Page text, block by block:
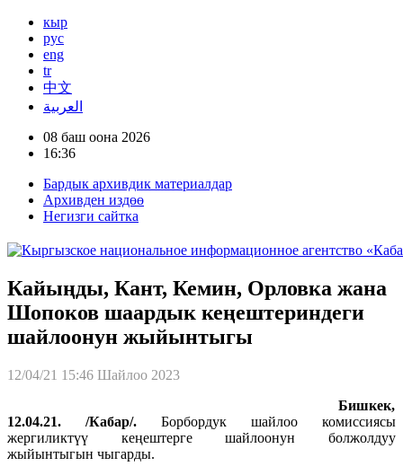
кыр
рус
eng
tr
中文
العربية
08 баш оона 2026
16:36
Бардык архивдик материалдар
Архивден издөө
Негизги сайтка
Кайыңды, Кант, Кемин, Орловка жана
Шопоков шаардык кеңештериндеги
шайлоонун жыйынтыгы
12/04/21 15:46 Шайлоо 2023
Бишкек,
12.04.21. /Кабар/. Борбордук шайлоо комиссиясы
жергиликтүү кеңештерге шайлоонун болжолдуу
жыйынтыгын чыгарды.